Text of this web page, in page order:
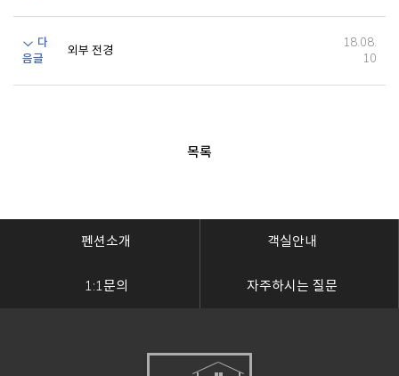
다
음글
외부 전경
18.08.
10
목록
펜션소개 객실안내
1:1문의 자주하시는 질문